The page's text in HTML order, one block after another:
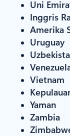
Uni
Inggris
Amerika
Uruguay
Vietnam
Yaman
Zambia